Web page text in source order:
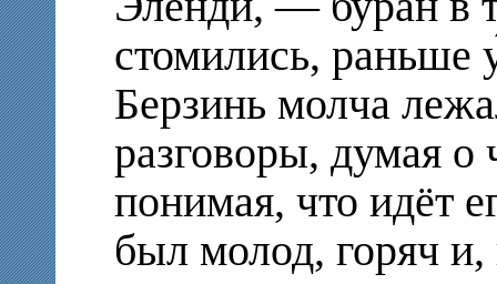
стомились, раньше
Берзинь молча
разговоры, думая о
понимая, что идёт
был молод, горяч